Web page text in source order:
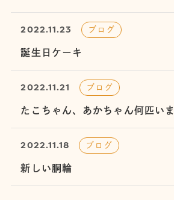
2022.11.23 ブログ
誕生日ケーキ
2022.11.21 ブログ
たこちゃん、あかちゃん何匹い
2022.11.18 ブログ
新しい胴輪